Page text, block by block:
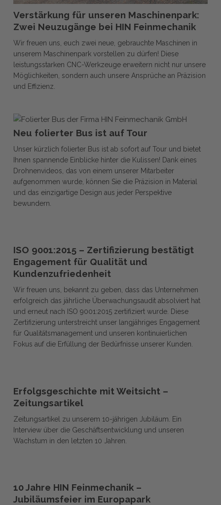
Verstärkung
für
Maschinenpark:
Zwei
Neuzugänge
bei
HIN
Verstärkung für unseren Maschinenpark:
Zwei Neuzugänge bei HIN Feinmechanik
Wir freuen uns, euch zwei neue, gebrauchte Maschinen in
unserem Maschinenpark vorstellen zu dürfen! Diese
leistungsstarken CNC-Werkzeuge erweitern nicht nur unsere
Möglichkeiten, sondern auch unsere Ansprüche an Präzision
und Effizienz.
Neu
folierter
ist
auf
Tour
Neu
Bus
ist
auf
Tour
Neu folierter Bus ist auf Tour
Unser kürzlich folierter Bus ist ab sofort auf Tour und bietet
Ihnen spannende Einblicke hinter die Kulissen! Dank eines
Drohnenvideos, das von einem unserer Mitarbeiter
aufgenommen wurde, können Sie die Präzision in Material
und das einzigartige Design aus jeder Perspektive
bewundern.
9001:2015
–
Zertifizierung
Qualität
und
Kundenzufriedenheit
ISO
9001:2015
–
bestätigt
Engagement
für
Qualität
und
Kundenzufriedenheit
ISO 9001:2015 – Zertifizierung bestätigt
Engagement für Qualität und
Kundenzufriedenheit
Wir freuen uns, bekannt zu geben, dass das Unternehmen
erfolgreich das jährliche Überwachungsaudit absolviert hat
und erneut nach ISO 9001:2015 zertifiziert wurde. Diese
Zertifizierung unterstreicht unser langjähriges Engagement
für Qualitätsmanagement und unseren kontinuierlichen
Fokus auf die Erfüllung der Bedürfnisse unserer Kunden.
mit
Weitsicht
Zeitungsartikel
Erfolgsgeschichte
mit
Weitsicht
–
Zeitungsartikel
Erfolgsgeschichte mit Weitsicht –
Zeitungsartikel
Zeitungsartikel zu unserem 10-jährigen Jubiläum. Ein
Interview über die Geschäftsentwicklung und unseren
Wachstum in den letzten 10 Jahren.
Jahre
HIN
10
Jahre
10 Jahre HIN Feinmechanik –
Jubiläumsfeier im Europapark